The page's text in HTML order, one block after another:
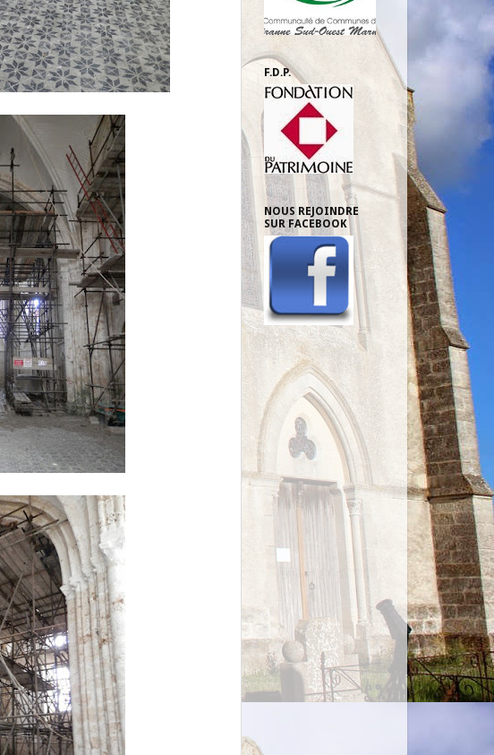
F.D.P.
NOUS REJOINDRE
SUR FACEBOOK